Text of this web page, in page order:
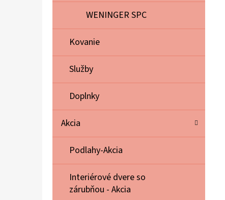
WENINGER SPC
Kovanie
Služby
Doplnky
Akcia
Podlahy-Akcia
Interiérové dvere so
zárubňou - Akcia